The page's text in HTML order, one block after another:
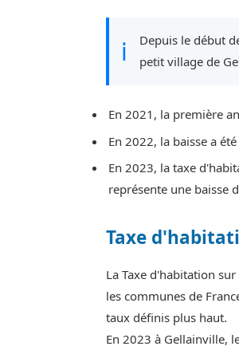
ℹ
Depuis le début
petit village de
En 2021, la première
En 2022, la baisse a
En 2023, la taxe
représente une baisse
Taxe
La Taxe d'habitation
les communes de
taux définis plus haut.
En 2023 à Gellainville,